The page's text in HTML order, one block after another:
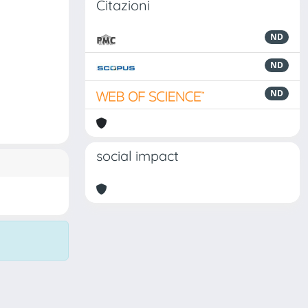
Citazioni
ND
ND
ND
social impact